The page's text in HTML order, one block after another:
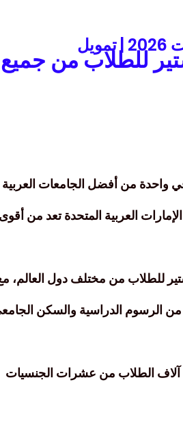
🔴 منحة جامعة القاسمية في الإمارات 2026 | تمويل
للطلاب من جميع
واحدة من أفضل الجامعات العربية
العربية المتحدةتعد من أقوى
للطلاب من مختلف دول العالم،
من الرسوم الدراسية والسكن
آلاف الطلاب من عشرات الجنسيات